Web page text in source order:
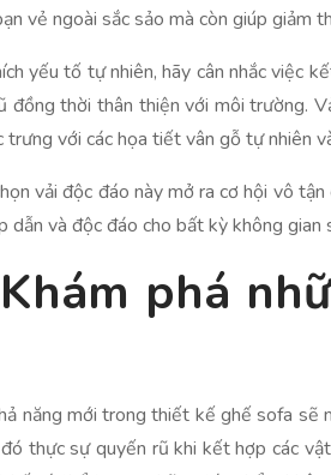
vẻ ngoài sắc sảo mà còn giúp giảm
yếu tố tự nhiên, hãy cân nhắc việc
đồng thời thân thiện với môi trường.
với các họa tiết vân gỗ tự nhiên
vải độc đáo này mở ra cơ hội vô
và độc đáo cho bất kỳ không gian
phá
năng mới trong thiết kế ghế sofa
thực sự quyến rũ khi kết hợp các